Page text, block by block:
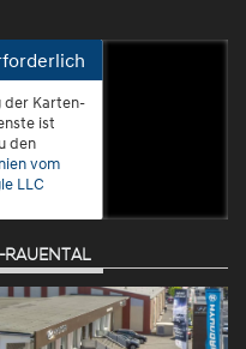
der Karten-
ist
den
vom
LLC